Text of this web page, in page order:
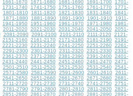
1661-1670 1671-1680 1681-1690 1691-1700
1701-
1731-1740 1741-1750 1751-1760 1761-1770
1771-
1801-1810 1811-1820 1821-1830 1831-1840
1841-
1871-1880 1881-1890 1891-1900 1901-1910
1911-
1941-1950 1951-1960 1961-1970 1971-1980
1981-
2011-2020 2021-2030 2031-2040 2041-2050
2051-
2081-2090 2091-2100 2101-2110 2111-2120
2121-
2151-2160 2161-2170 2171-2180 2181-2190
2191-
2221-2230 2231-2240 2241-2250 2251-2260
2261-
2291-2300 2301-2310 2311-2320 2321-2330
2331-
2361-2370 2371-2380 2381-2390 2391-2400
2401-
2431-2440 2441-2450 2451-2460 2461-2470
2471-
2501-2510 2511-2520 2521-2530 2531-2540
2541-
2571-2580 2581-2590 2591-2600 2601-2610
2611-
2641-2650 2651-2660 2661-2670 2671-2680
2681-
2711-2720 2721-2730 2731-2740 2741-2750
2751-
2781-2790 2791-2800 2801-2810 2811-2820
2821-
2851-2860 2861-2870 2871-2880 2881-2890
2891-